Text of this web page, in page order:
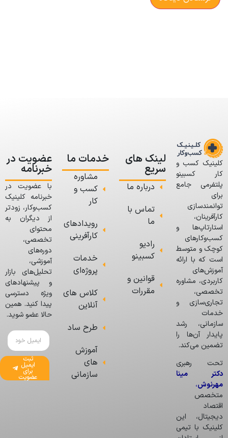
کلینیک کسب و
کار کسبینو
پلتفرمی جامع
برای
توانمندسازی
کارآفرینان،
استارتاپ‌ها و
کسب‌وکارهای
کوچک و متوسط
است که با ارائه
آموزش‌های
کاربردی، مشاوره
تخصصی،
تجاری‌سازی و
خدمات
سازمانی، رشد
پایدار آن‌ها را
تضمین می‌کند.
تحت رهبری
دکتر مینا
مهرنوش،
متخصص
اقتصاد
دیجیتال، این
کلینیک با تیمی
لینک های
سریع
درباره ما
تماس با
ما
رادیو
کسبینو
قوانین و
مقررات
خدمات ما
مشاوره
کسب و
کار
رویدادهای
کارآفرینی
خدمات
پروژه‌ای
کلاس های
آنلاین
طرح ساد
آموزش
های
سازمانی
عضویت در
خبرنامه
با عضویت در
خبرنامه کلینیک
کسب‌وکار، زودتر
از دیگران به
محتوای
تخصصی،
دوره‌های
آموزشی،
تحلیل‌های بازار
و پیشنهادهای
ویژه دسترسی
پیدا کنید. همین
حالا عضو شوید.
ثبت
ایمیل
برای
عضویت